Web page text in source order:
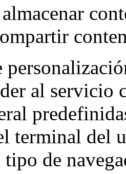
al servicio
terminal del
de